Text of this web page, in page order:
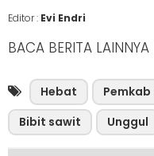
Editor : Evi Endri
BACA BERITA LAINNYA
Hebat
Bibit sawit
Unggul